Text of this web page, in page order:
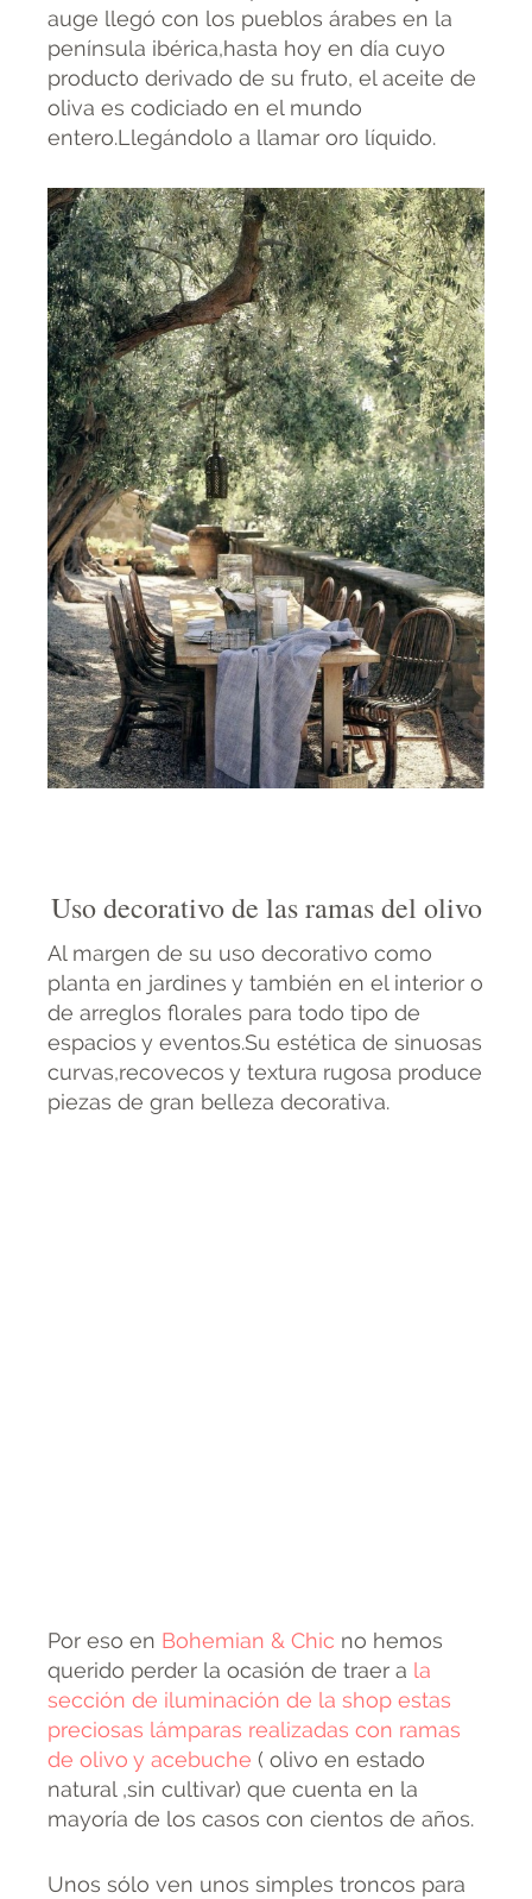
auge llegó con los pueblos árabes en la
península ibérica,hasta hoy en día cuyo
producto derivado de su fruto, el aceite de
oliva es codiciado en el mundo
entero.Llegándolo a llamar oro líquido.
Uso decorativo de las ramas del olivo
Al margen de su uso decorativo como
planta en jardines y también en el interior o
de arreglos florales para todo tipo de
espacios y eventos.Su estética de sinuosas
curvas,recovecos y textura rugosa produce
piezas de gran belleza decorativa.
Por eso en Bohemian & Chic no hemos
querido perder la ocasión de traer a la
sección de iluminación de la shop estas
preciosas lámparas realizadas con ramas
de olivo y acebuche ( olivo en estado
natural ,sin cultivar) que cuenta en la
mayoría de los casos con cientos de años.
Unos sólo ven unos simples troncos para